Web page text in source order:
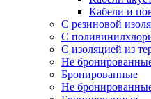
Кабели и
С резиновой
С
С изоляцией из
Не
Бронированные
Не